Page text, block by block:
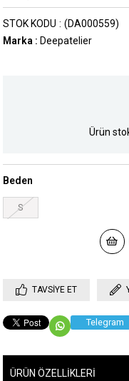
(DA000559)
STOK KODU
Marka : Deepatelier
Ürün
Beden
S
TAVSIYE ET
Telegram
ÜRÜN ÖZELLIKLERI